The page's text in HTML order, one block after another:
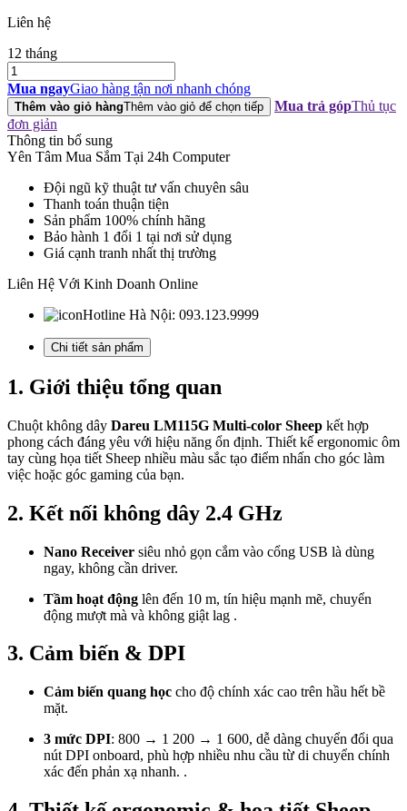
Liên hệ
12 tháng
Chuột
không
dây
Dareu
LM115G
Multi-
color
Sheep
Wireless
GHz,
800–
Mua ngayGiao hàng tận nơi nhanh chóng
Thêm vào giỏ hàngThêm vào giỏ để chọn tiếp Mua trả gópThủ tục
đơn giản
Thông tin bổ sung
Yên Tâm Mua Sắm Tại 24h Computer
Đội ngũ kỹ thuật tư vấn chuyên sâu
Thanh toán thuận tiện
Sản phẩm 100% chính hãng
Bảo hành 1 đổi 1 tại nơi sử dụng
Giá cạnh tranh nhất thị trường
Liên Hệ Với Kinh Doanh Online
Hotline Hà Nội: 093.123.9999
Chi tiết sản phẩm
1. Giới thiệu tổng quan
Chuột không dây Dareu LM115G Multi-color Sheep kết hợp
phong cách đáng yêu với hiệu năng ổn định. Thiết kế ergonomic ôm
tay cùng họa tiết Sheep nhiều màu sắc tạo điểm nhấn cho góc làm
việc hoặc góc gaming của bạn.
2. Kết nối không dây 2.4 GHz
Nano Receiver siêu nhỏ gọn cắm vào cổng USB là dùng
ngay, không cần driver.
Tầm hoạt động lên đến 10 m, tín hiệu mạnh mẽ, chuyển
động mượt mà và không giật lag .
3. Cảm biến & DPI
Cảm biến quang học cho độ chính xác cao trên hầu hết bề
mặt.
3 mức DPI: 800 → 1 200 → 1 600, dễ dàng chuyển đổi qua
nút DPI onboard, phù hợp nhiều nhu cầu từ di chuyển chính
xác đến phản xạ nhanh. .